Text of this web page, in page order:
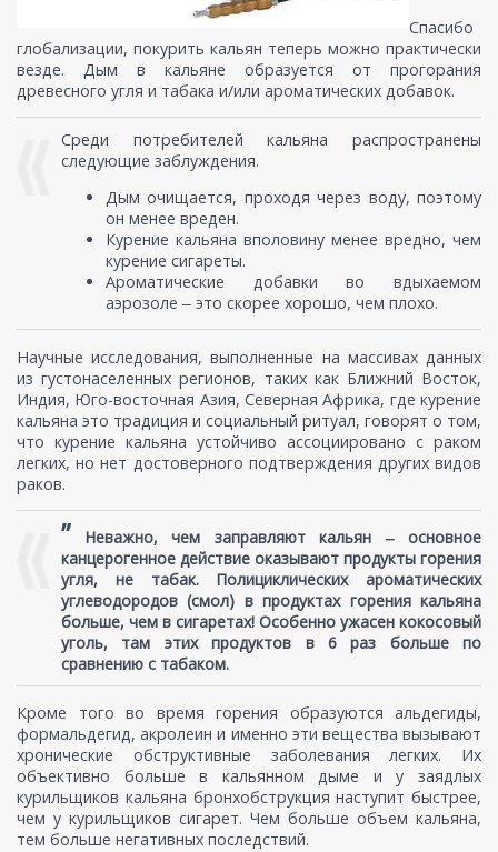
Cпасибо
глобализации, покурить кальян теперь можно практически
везде. Дым в кальяне образуется от прогорания
древесного угля и табака и/или ароматических добавок.
Среди потребителей кальяна распространены
следующие заблуждения.
Дым очищается, проходя через воду, поэтому
он менее вреден.
Курение кальяна вполовину менее вредно, чем
курение сигареты.
Ароматические добавки во вдыхаемом
аэрозоле ‒ это скорее хорошо, чем плохо.
Научные исследования, выполненные на массивах данных
из густонаселенных регионов, таких как Ближний Восток,
Индия, Юго-восточная Азия, Северная Африка, где курение
кальяна это традиция и социальный ритуал, говорят о том,
что курение кальяна устойчиво ассоциировано с раком
легких, но нет достоверного подтверждения других видов
раков.
”
Неважно, чем заправляют кальян ‒ основное
канцерогенное действие оказывают продукты горения
угля, не табак. Полициклических ароматических
углеводородов (смол) в продуктах горения кальяна
больше, чем в сигаретах! Особенно ужасен кокосовый
уголь, там этих продуктов в 6 раз больше по
сравнению с табаком.
Кроме того во время горения образуются альдегиды,
формальдегид, акролеин и именно эти вещества вызывают
хронические обструктивные заболевания легких. Их
объективно больше в кальянном дыме и у заядлых
курильщиков кальяна бронхобструкция наступит быстрее,
чем у курильщиков сигарет. Чем больше объем кальяна,
тем больше негативных последствий.